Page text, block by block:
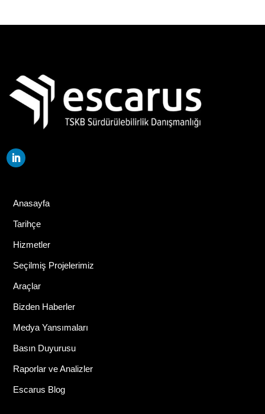
Anasayfa
Tarihçe
Hizmetler
Seçilmiş Projelerimiz
Araçlar
Bizden Haberler
Medya Yansımaları
Basın Duyurusu
Raporlar ve Analizler
Escarus Blog